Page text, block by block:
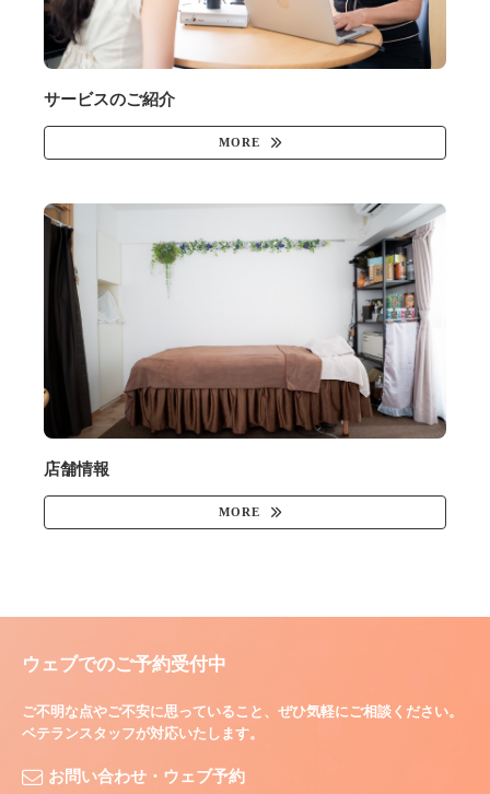
サービスのご紹介
MORE
店舗情報
MORE
ウェブでのご予約受付中
ご不明な点やご不安に思っていること、ぜひ気軽にご相談ください。
ベテランスタッフが対応いたします。
お問い合わせ・ウェブ予約